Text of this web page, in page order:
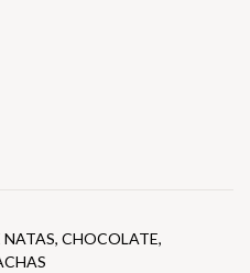
CHOCOLATE,